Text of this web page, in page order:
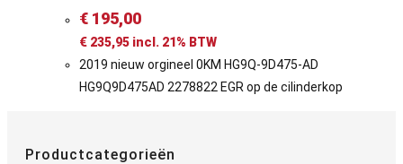
€ 195,00
€ 235,95 incl. 21% BTW
2019 nieuw orgineel 0KM HG9Q-9D475-AD
HG9Q9D475AD 2278822 EGR op de cilinderkop
Productcategorieën